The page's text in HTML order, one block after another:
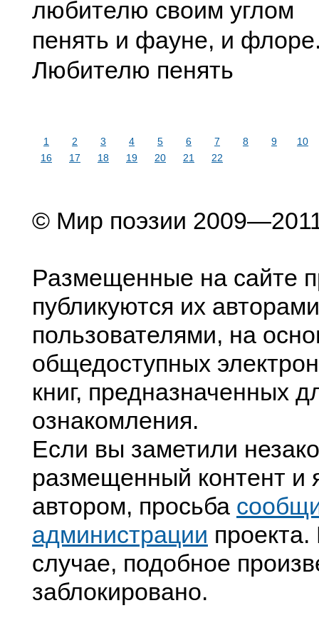
любителю своим углом
пенять и фауне, и
Любителю пенять
1 2 3 4 5 6 7 8 9
10
16
17 18 19 20 21 22
© Мир поэзии
Размещенные на сайте
публикуются их
пользователями, на
общедоступных
книг, предназначенных
ознакомления.
Если вы заметили
размещенный контент и
автором, просьба
администрации
случае, подобное
заблокировано.